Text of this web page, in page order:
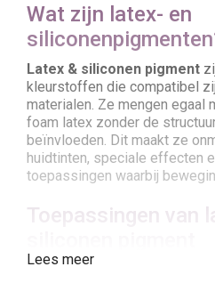
Wat zijn latex- en
Latex & siliconen pigment
kleurstoffen die compatibel
materialen. Ze mengen egaal
foam latex zonder de
beïnvloeden. Dit maakt ze
huidtinten, speciale effecten
toepassingen waarbij
Toepassingen van
Deze pigmenten worden veel
Lees meer